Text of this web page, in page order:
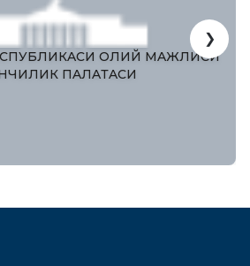
ОЛИЙ МAЖЛИСИ
ПAЛAТAСИ
❯